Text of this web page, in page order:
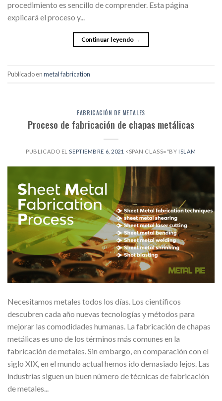
procedimiento es sencillo de comprender. Esta página
explicará el proceso y...
Continuar leyendo →
Publicado enmetal fabrication
FABRICACIÓN DE METALES
Proceso de fabricación de chapas metálicas
PUBLICADO ELSEPTIEMBRE 6, 2021 <SPAN CLASS="BY ISLAM
Necesitamos metales todos los días. Los científicos
descubren cada año nuevas tecnologías y métodos para
mejorar las comodidades humanas. La fabricación de chapas
metálicas es uno de los términos más comunes en la
fabricación de metales. Sin embargo, en comparación con el
siglo XIX, en el mundo actual hemos ido demasiado lejos. Las
industrias siguen un buen número de técnicas de fabricación
de metales...